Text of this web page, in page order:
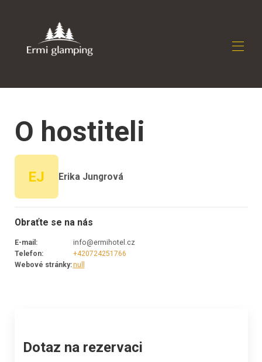
Přehled
Mapa
Dostupnost
O hostiteli
EJ Erika Jungrová
Obraťte se na nás
E-mail :
info@ermihotel.cz
Telefon:
+420724251766
Webové stránky:null
Dotaz na rezervaci